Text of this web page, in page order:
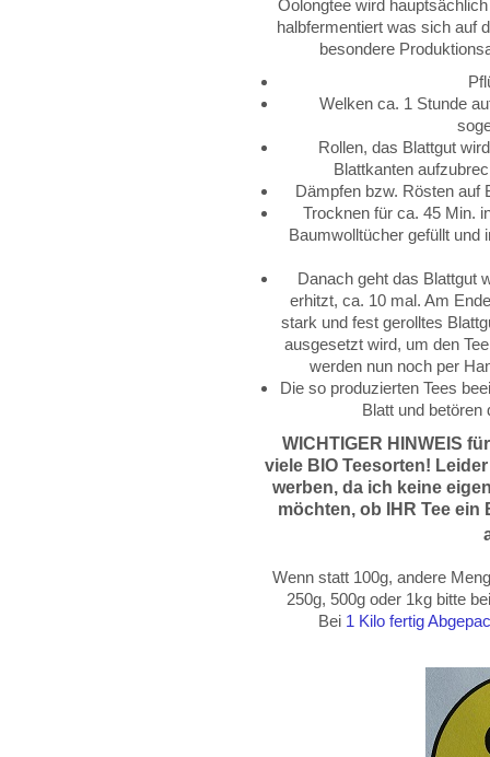
Oolongtee wird
halbfermentiert was sich auf
besondere
Welken ca. 1 Stunde
Rollen, das Blattgut
Blattkanten
Dämpfen bzw. Rösten auf
Trocknen für ca. 45 Min.
Baumwolltücher gefüllt und
Danach geht das Blattgut
erhitzt, ca. 10 mal. Am
stark und fest gerolltes
ausgesetzt wird, um den
werden nun noch per
Die so produzierten Tees
Blatt und betören
WICHTIGER HINWEIS
viele BIO Teesorten!
werben, daich keine
möchten, ob IHR Tee ein
Wenn statt 100g, andere
250g, 500g oder 1kg bitte
Bei 1 Kilo fertig